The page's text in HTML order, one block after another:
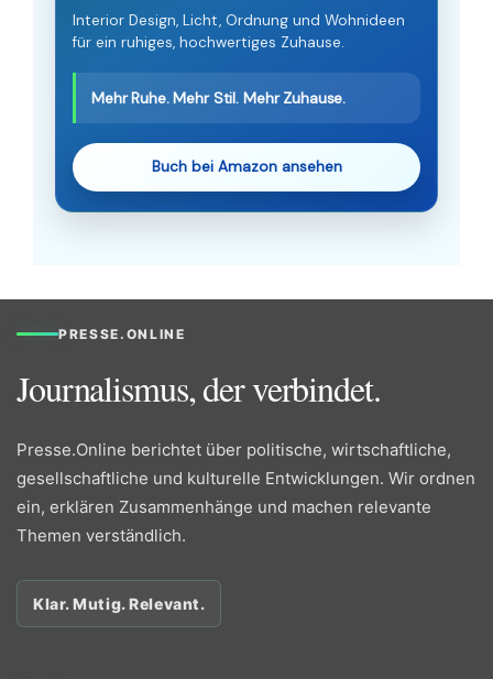
Interior Design, Licht, Ordnung und Wohnideen
für ein ruhiges, hochwertiges Zuhause.
Mehr Ruhe. Mehr Stil. Mehr Zuhause.
Buch bei Amazon ansehen
PRESSE.ONLINE
Journalismus, der verbindet.
Presse.Online berichtet über politische, wirtschaftliche,
gesellschaftliche und kulturelle Entwicklungen. Wir ordnen
ein, erklären Zusammenhänge und machen relevante
Themen verständlich.
Klar. Mutig. Relevant.